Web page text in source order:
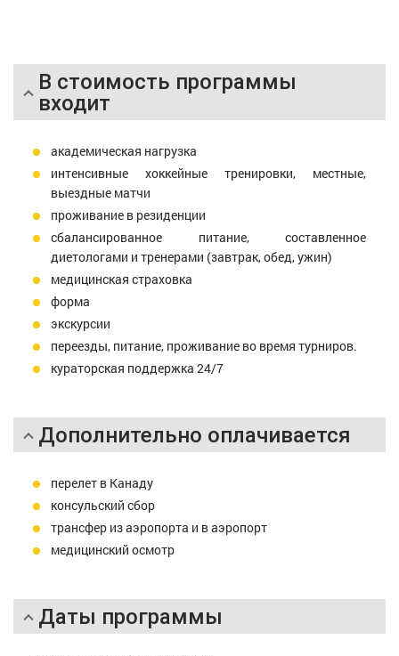
В стоимость программы
входит
академическая нагрузка
интенсивные хоккейные тренировки, местные,
выездные матчи
проживание в резиденции
сбалансированное питание, составленное
диетологами и тренерами (завтрак, обед, ужин)
медицинская страховка
форма
экскурсии
переезды, питание, проживание во время турниров.
кураторская поддержка 24/7
Дополнительно оплачивается
перелет в Канаду
консульский сбор
трансфер из аэропорта и в аэропорт
медицинский осмотр
Даты программы